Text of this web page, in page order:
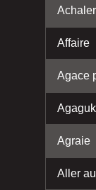
Achaler
Affaire
Agace
Agaguk
Agraie
Aller